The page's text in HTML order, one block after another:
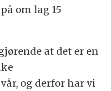
om lag 15
at det er en
og derfor har vi